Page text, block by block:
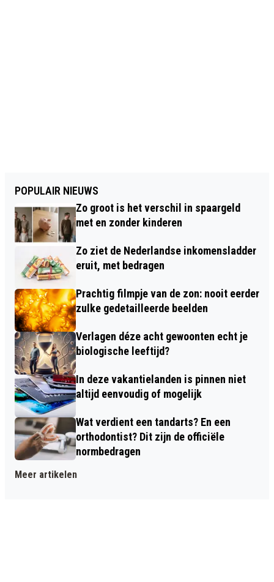
POPULAIR NIEUWS
Zo groot is het verschil in spaargeld
met en zonder kinderen
Zo ziet de Nederlandse inkomensladder
eruit, met bedragen
Prachtig filmpje van de zon: nooit eerder
zulke gedetailleerde beelden
Verlagen déze acht gewoonten echt je
biologische leeftijd?
In deze vakantielanden is pinnen niet
altijd eenvoudig of mogelijk
Wat verdient een tandarts? En een
orthodontist? Dit zijn de officiële
normbedragen
Meer artikelen